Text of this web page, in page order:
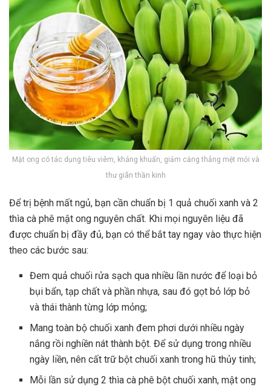
Mật ong có tác dụng tiêu viêm, kháng khuẩn, giảm căng thẳng mệt mỏi và
thư giãn thần kinh
Để trị bệnh mất ngủ, bạn cần chuẩn bị 1 quả chuối xanh và 2
thìa cà phê mật ong nguyên chất. Khi mọi nguyên liệu đã
được chuẩn bị đầy đủ, bạn có thể bắt tay ngay vào thực hiện
theo các bước sau:
Đem quả chuối rửa sạch qua nhiều lần nước để loại bỏ
bụi bẩn, tạp chất và phần nhựa, sau đó gọt bỏ lớp bỏ
và thái thành từng lớp mỏng;
Mang toàn bộ chuối xanh đem phơi dưới nhiều ngày
nắng rồi nghiền nát thành bột. Để sử dụng trong nhiều
ngày liền, nên cất trữ bột chuối xanh trong hũ thủy tinh;
Mỗi lần sử dụng 2 thìa cà phê bột chuối xanh, mật ong